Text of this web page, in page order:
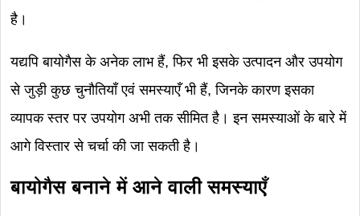
है।
यद्यपि बायोगैस के अनेक लाभ हैं, फिर भी इसके उत्पादन और उपयोग
से जुड़ी कुछ चुनौतियाँ एवं समस्याएँ भी हैं, जिनके कारण इसका
व्यापक स्तर पर उपयोग अभी तक सीमित है। इन समस्याओं के बारे में
आगे विस्तार से चर्चा की जा सकती है।
बायोगैस बनाने में आने वाली समस्याएँ